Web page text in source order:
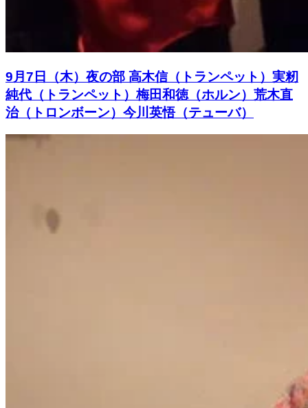
9月7日（木）夜の部 高木信（トランペット）実籾
純代（トランペット）梅田和徳（ホルン）荒木直
治（トロンボーン）今川英悟（テューバ）